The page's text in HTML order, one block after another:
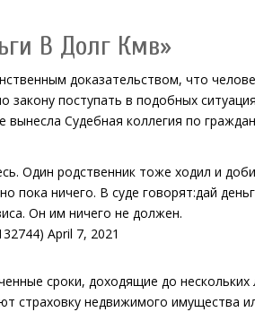
В Долг Кмв»
доказательством, что
закону поступать в подобных
вынесла Судебная коллегия по
Один родственник тоже ходил и
пока ничего. В суде говорят:дай
Он им ничего не должен.
April 7, 2021
сроки, доходящие до
страховку недвижимого имущества